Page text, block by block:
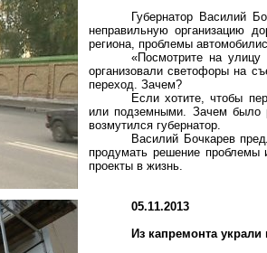
Губернатор Василий
неправильную организацию
региона, проблемы
«Посмотрите на
организовали светофоры на
переход. Зачем?
Если хотите, чтобы
или подземными. Зачем было
возмутился губернатор.
Василий Бочкарев
продумать решение проблемы
проекты в жизнь.
05.11.2013
Из капремонта